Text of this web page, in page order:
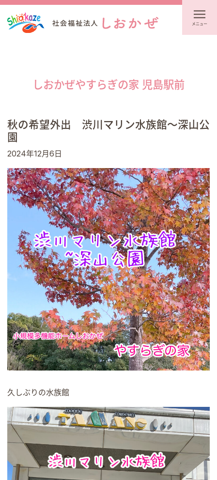
メニュー
しおかぜやすらぎの家 児島駅前
秋の希望外出 渋川マリン水族館～深山公
園
2024年12月6日
久しぶりの水族館